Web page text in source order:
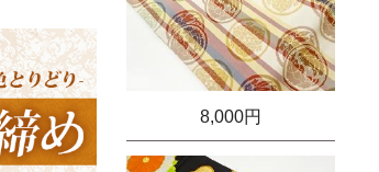
8,000円